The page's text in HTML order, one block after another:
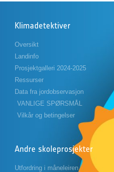
Klimadetektiver
Oversikt
Landinfo
Prosjektgalleri 2024-2025
Ressurser
Data fra jordobservasjon
VANLIGE SPØRSMÅL
Vilkår og betingelser
Andre skoleprosjekter
Utfordring i måneleiren